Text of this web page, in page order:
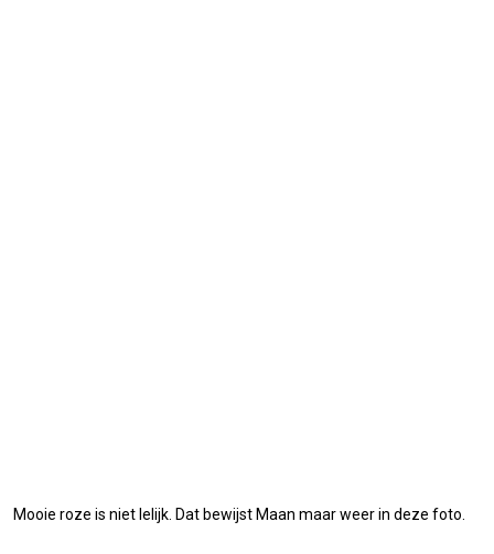
Mooie roze is niet lelijk. Dat bewijst Maan maar weer in deze foto.